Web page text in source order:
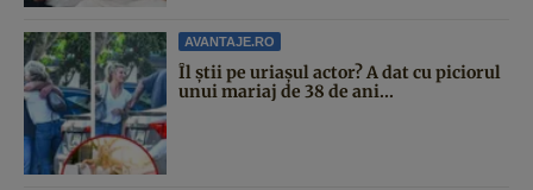
AVANTAJE.RO
Îl știi pe uriașul actor? A dat cu piciorul
unui mariaj de 38 de ani...